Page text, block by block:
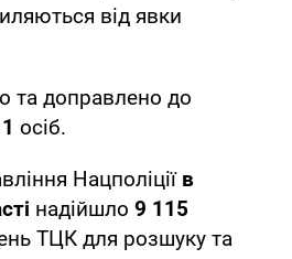
від явки
та доправлено до
осіб.
Нацполіції в
надійшло 9 115
ТЦК для розшуку та